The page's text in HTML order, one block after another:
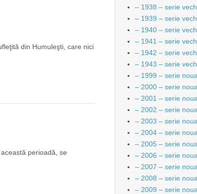
din Humuleşti, care nici
perioadă, se
– 1938 – serie
– 1939 – serie
– 1940 – serie
– 1941 – serie
– 1942 – serie
– 1943 – serie
– 1999 – serie noua
– 2000 – serie noua
– 2001 – serie noua
– 2002 – serie noua
– 2003 – serie noua
– 2004 – serie noua
– 2005 – serie noua
– 2006 – serie noua
– 2007 – serie noua
– 2008 – serie noua
– 2009 – serie noua